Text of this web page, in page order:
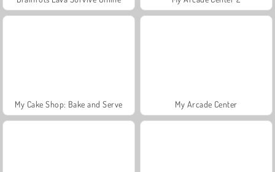
My Cake Shop: Bake and Serve My Arcade Center